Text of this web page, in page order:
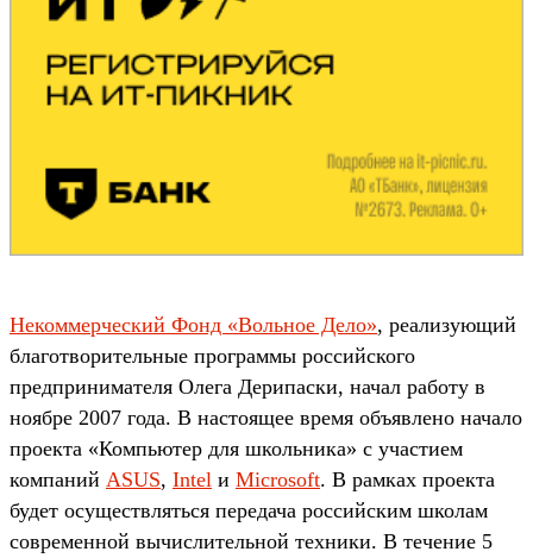
Некоммерческий Фонд «Вольное Дело», реализующий
благотворительные программы российского
предпринимателя Олега Дерипаски, начал работу в
ноябре 2007 года. В настоящее время объявлено начало
проекта «Компьютер для школьника» с участием
компаний ASUS, Intel и Microsoft. В рамках проекта
будет осуществляться передача российским школам
современной вычислительной техники. В течение 5